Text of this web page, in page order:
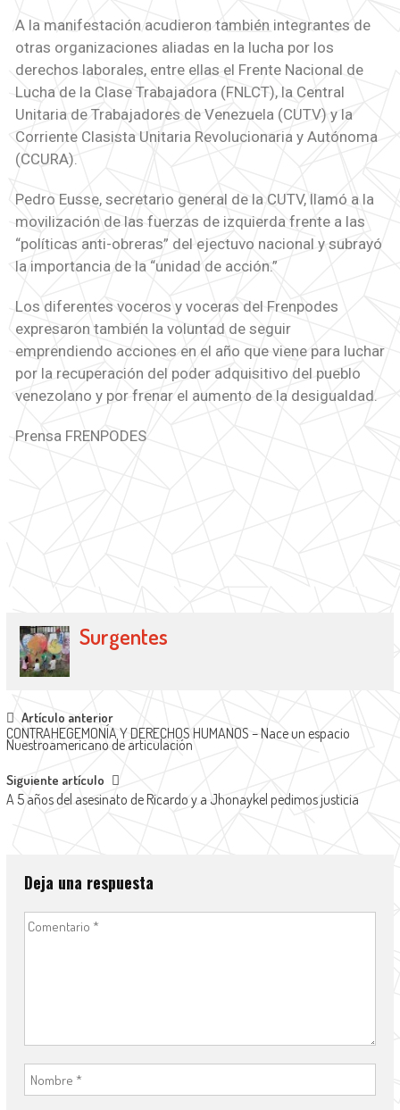
A la manifestación acudieron también integrantes de
otras organizaciones aliadas en la lucha por los
derechos laborales, entre ellas el Frente Nacional de
Lucha de la Clase Trabajadora (FNLCT), la Central
Unitaria de Trabajadores de Venezuela (CUTV) y la
Corriente Clasista Unitaria Revolucionaria y Autónoma
(CCURA).
Pedro Eusse, secretario general de la CUTV, llamó a la
movilización de las fuerzas de izquierda frente a las
“políticas anti-obreras” del ejectuvo nacional y subrayó
la importancia de la “unidad de acción.”
Los diferentes voceros y voceras del Frenpodes
expresaron también la voluntad de seguir
emprendiendo acciones en el año que viene para luchar
por la recuperación del poder adquisitivo del pueblo
venezolano y por frenar el aumento de la desigualdad.
Prensa FRENPODES
Surgentes
Artículo anterior
CONTRAHEGEMONÍA Y DERECHOS HUMANOS – Nace un espacio
Nuestroamericano de articulación
Siguiente artículo
A 5 años del asesinato de Ricardo y a Jhonaykel pedimos justicia
Deja una respuesta